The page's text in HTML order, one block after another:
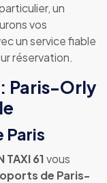
un
vos
un service fiable
réservation.
Paris-Orly
Paris
TAXI 61vous
de Paris-